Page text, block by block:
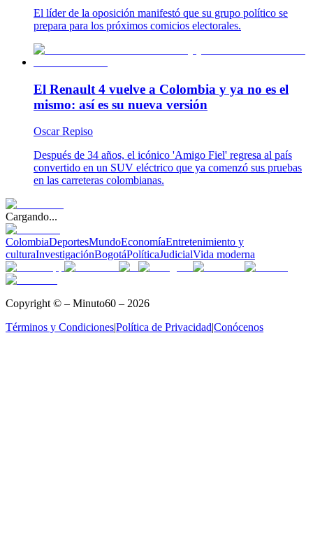
El líder de la oposición manifestó que su grupo político se
prepara para los próximos comicios electorales.
El Renault 4 vuelve a Colombia y ya no es el
mismo: así es su nueva versión
Oscar Repiso
Después de 34 años, el icónico 'Amigo Fiel' regresa al país
convertido en un SUV eléctrico que ya comenzó sus pruebas
en las carreteras colombianas.
Cargando...
ColombiaDeportesMundoEconomíaEntretenimiento y
culturaInvestigaciónBogotáPolíticaJudicialVida moderna
Copyright © – Minuto60 – 2026
Términos y Condiciones|Política de Privacidad|Conócenos